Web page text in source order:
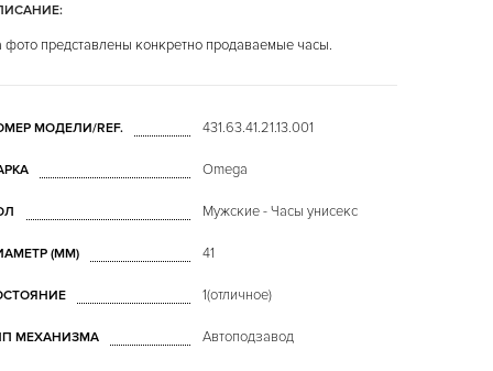
фото представлены конкретно продаваемые часы.
МОДЕЛИ/REF. 431.63.41.21.13.001
Omega
Мужские - Часы унисекс
(MM) 41
1(отличное)
МЕХАНИЗМА Автоподзавод